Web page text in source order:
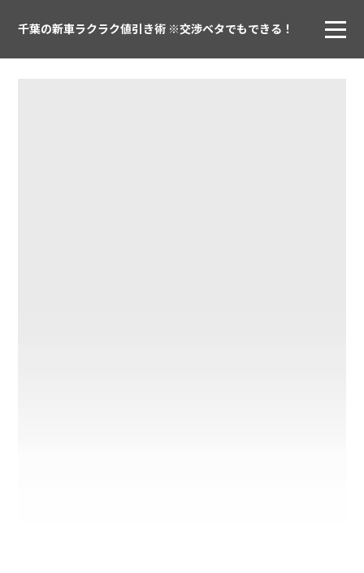
千葉の新車ラクラク値引き術 ※交渉ベタでもできる！